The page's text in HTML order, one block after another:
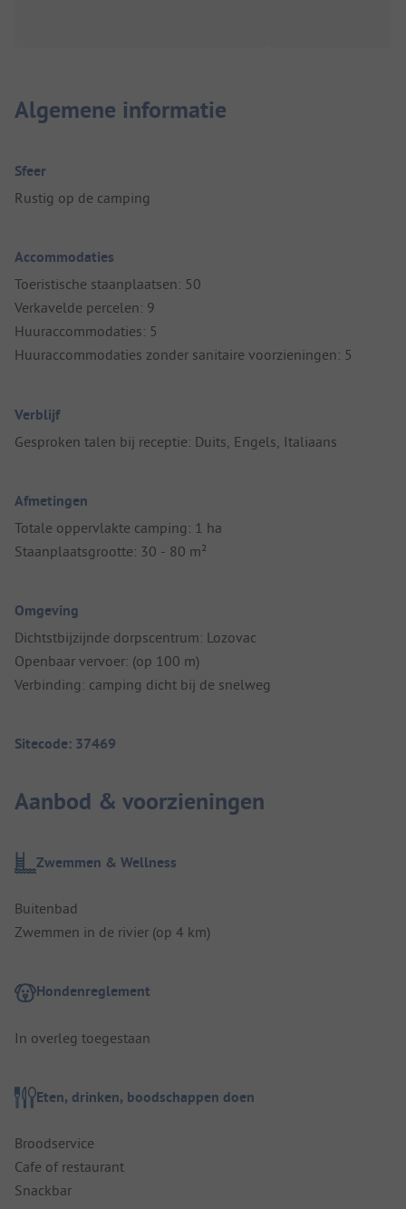
Algemene informatie
Sfeer
Rustig op de camping
Accommodaties
Toeristische staanplaatsen: 50
Verkavelde percelen: 9
Huuraccommodaties: 5
Huuraccommodaties zonder sanitaire voorzieningen: 5
Verblijf
Gesproken talen bij receptie: Duits, Engels, Italiaans
Afmetingen
Totale oppervlakte camping: 1 ha
Staanplaatsgrootte: 30 - 80 m²
Omgeving
Dichtstbijzijnde dorpscentrum: Lozovac
Openbaar vervoer: (op 100 m)
Verbinding: camping dicht bij de snelweg
Sitecode: 37469
Aanbod & voorzieningen
Zwemmen & Wellness
Buitenbad
Zwemmen in de rivier (op 4 km)
Hondenreglement
In overleg toegestaan
Eten, drinken, boodschappen doen
Broodservice
Cafe of restaurant
Snackbar